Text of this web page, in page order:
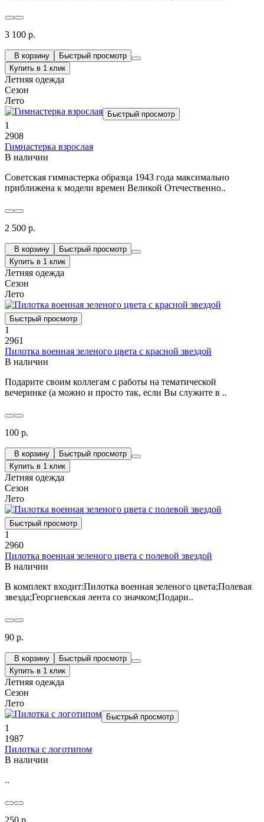
3 100 р.
В корзину
Быстрый просмотр
Купить в 1 клик
Летняя одежда
Сезон
Лето
Быстрый просмотр
1
2908
Гимнастерка взрослая
В наличии
Советская гимнастерка образца 1943 года максимально
приближена к модели времен Великой Отечественно..
2 500 р.
В корзину
Быстрый просмотр
Купить в 1 клик
Летняя одежда
Сезон
Лето
Быстрый просмотр
1
2961
Пилотка военная зеленого цвета с красной звездой
В наличии
Подарите своим коллегам с работы на тематической
вечеринке (а можно и просто так, если Вы служите в ..
100 р.
В корзину
Быстрый просмотр
Купить в 1 клик
Летняя одежда
Сезон
Лето
Быстрый просмотр
1
2960
Пилотка военная зеленого цвета с полевой звездой
В наличии
В комплект входит:Пилотка военная зеленого цвета;Полевая
звезда;Георгиевская лента со значком;Подари..
90 р.
В корзину
Быстрый просмотр
Купить в 1 клик
Летняя одежда
Сезон
Лето
Быстрый просмотр
1
1987
Пилотка с логотипом
В наличии
..
250 р.